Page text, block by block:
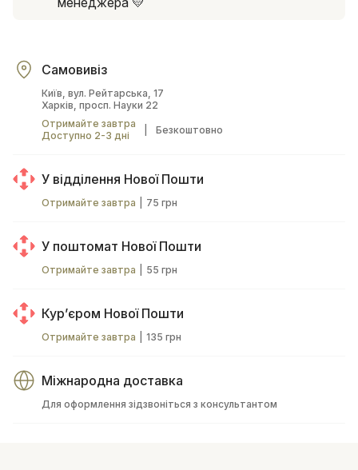
Самовивіз
Київ, вул. Рейтарська, 17
Харків, просп. Науки 22
Отримайте завтра
Доступно 2-3 дні
Безкоштовно
У відділення Нової Пошти
Отримайте завтра 75 грн
У поштомат Нової Пошти
Отримайте завтра 55 грн
Курʼєром Нової Пошти
Отримайте завтра 135 грн
Міжнародна доставка
Для оформлення зідзвоніться з консультантом